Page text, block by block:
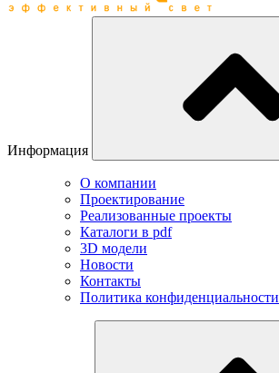
Информация
О компании
Проектирование
Реализованные проекты
Каталоги в pdf
3D модели
Новости
Контакты
Политика конфиденциальности